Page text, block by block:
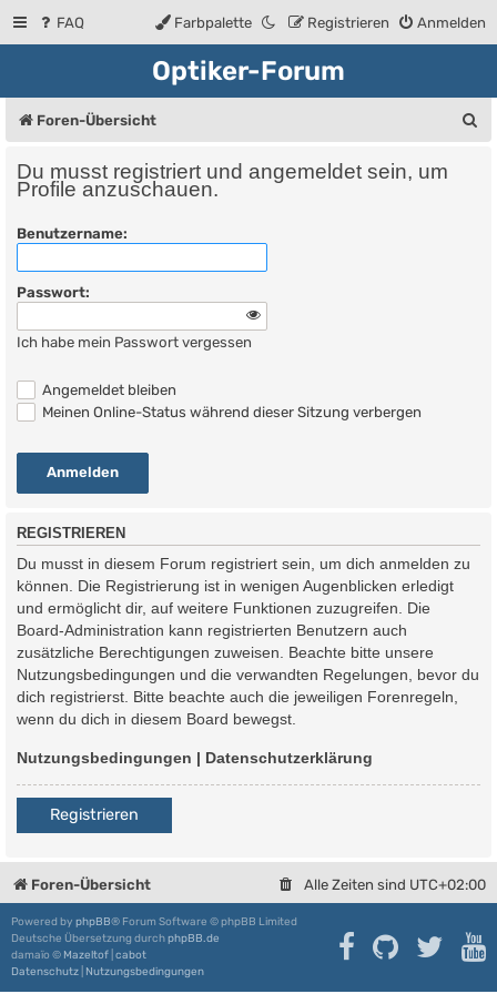
FAQ Anmelden
Registrieren
Farbpalette
Optiker-Forum
Foren-Übersicht
Du musst registriert und angemeldet sein, um
Profile anzuschauen.
Benutzername:
Passwort:
Ich habe mein Passwort vergessen
Angemeldet bleiben
Meinen Online-Status während dieser Sitzung verbergen
REGISTRIEREN
Du musst in diesem Forum registriert sein, um dich anmelden zu
können. Die Registrierung ist in wenigen Augenblicken erledigt
und ermöglicht dir, auf weitere Funktionen zuzugreifen. Die
Board-Administration kann registrierten Benutzern auch
zusätzliche Berechtigungen zuweisen. Beachte bitte unsere
Nutzungsbedingungen und die verwandten Regelungen, bevor du
dich registrierst. Bitte beachte auch die jeweiligen Forenregeln,
wenn du dich in diesem Board bewegst.
Nutzungsbedingungen | Datenschutzerklärung
Registrieren
Foren-Übersicht Alle Zeiten sind UTC+02:00
Powered by phpBB® Forum Software © phpBB Limited
Deutsche Übersetzung durchphpBB.de
damaïo © Mazeltof cabot
Datenschutz Nutzungsbedingungen